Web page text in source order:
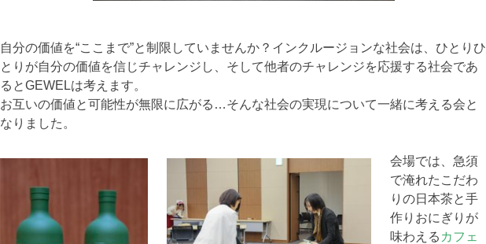
自分の価値を“ここまで”と制限していませんか？インクルージョンな社会は、ひとりひ
とりが自分の価値を信じチャレンジし、そして他者のチャレンジを応援する社会であ
るとGEWELは考えます。
お互いの価値と可能性が無限に広がる…そんな社会の実現について一緒に考える会と
なりました。
会場では、急須
で淹れたこだわ
りの日本茶と手
作りおにぎりが
味わえる カフェ